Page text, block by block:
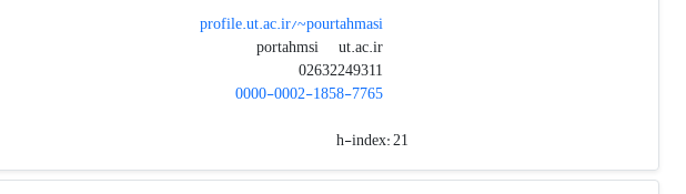
profile.ut.ac.ir/~pourtahmasi
portahmsi
ut.ac.ir
0000-0002-1858-7765
h-index:21